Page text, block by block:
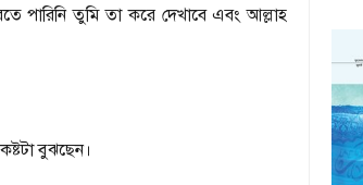
পারিনি তুমি তা করে দেখাবে এবং আল্লাহ
বুঝছেন।